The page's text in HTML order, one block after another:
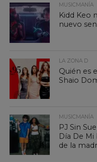
MUSICMANÍA
Kidd Keo
nuevo
LA ZONA D
Quién es
Shaio
MUSICMANÍA
PJ Sin
Día De
de la